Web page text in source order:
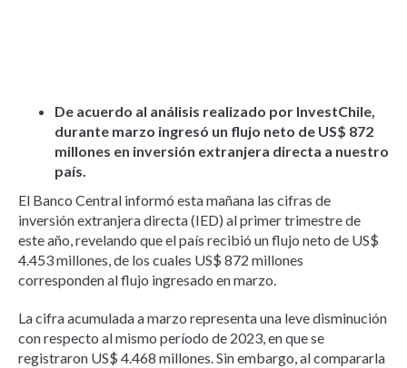
De acuerdo al análisis realizado por InvestChile,
durante marzo ingresó un flujo neto de US$ 872
millones en inversión extranjera directa a nuestro
país.
El Banco Central informó esta mañana las cifras de
inversión extranjera directa (IED) al primer trimestre de
este año, revelando que el país recibió un flujo neto de US$
4.453 millones, de los cuales US$ 872 millones
corresponden al flujo ingresado en marzo.
La cifra acumulada a marzo representa una leve disminución
con respecto al mismo período de 2023, en que se
registraron US$ 4.468 millones. Sin embargo, al compararla